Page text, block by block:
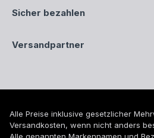
Sicher bezahlen
Versandpartner
Alle Preise inklusive gesetzlicher
Versandkosten, wenn nicht anders